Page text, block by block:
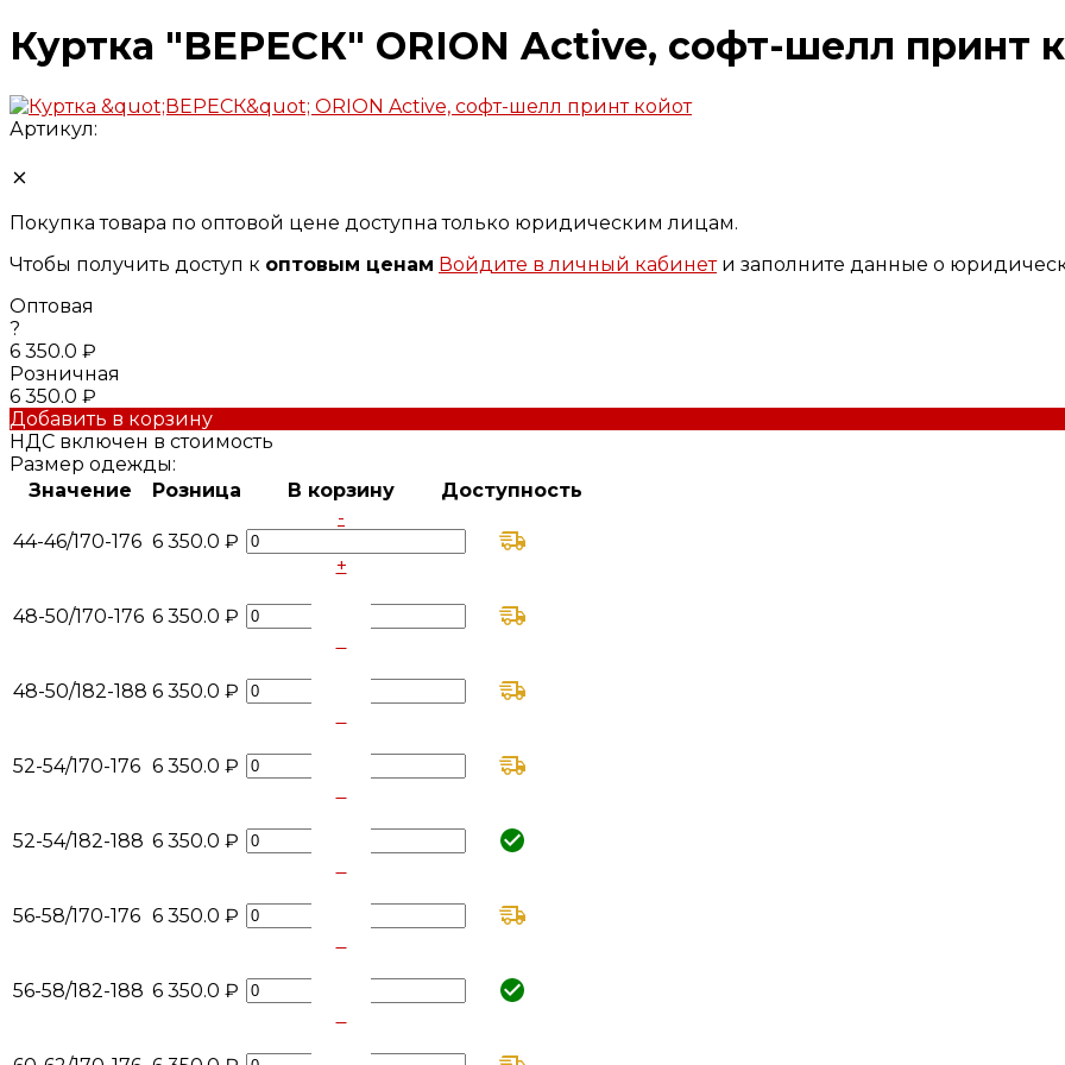
Куртка "ВЕРЕСК" ORION Active, софт-шелл принт
Артикул:
Покупка товара по оптовой цене доступна только юридическим лицам.
Чтобы получить доступ к оптовым ценам Войдите в личный кабинети заполните данные о
Оптовая
?
6 350.0 ₽
Розничная
6 350.0 ₽
Добавить в корзину
НДС включен в стоимость
Размер одежды:
Значение
Розница В корзину Доступность
44-46/170-176 6 350.0 ₽
-
+
48-50/170-176 6 350.0 ₽
48-50/182-188 6 350.0 ₽
52-54/170-176 6 350.0 ₽
52-54/182-188 6 350.0 ₽
56-58/170-176 6 350.0 ₽
56-58/182-188 6 350.0 ₽